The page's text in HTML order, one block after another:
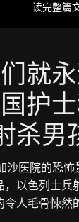
读完整篇
就
护
杀男
沙医院的恐怖
，以色列士兵
人毛骨悚然